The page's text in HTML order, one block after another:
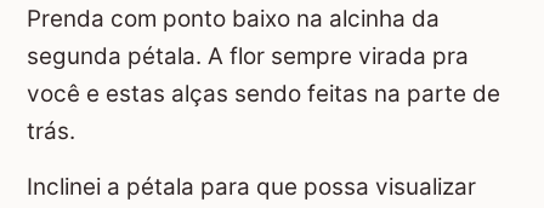
Prenda com ponto baixo na alcinha da
segunda pétala. A flor sempre virada pra
você e estas alças sendo feitas na parte de
trás.
Inclinei a pétala para que possa visualizar